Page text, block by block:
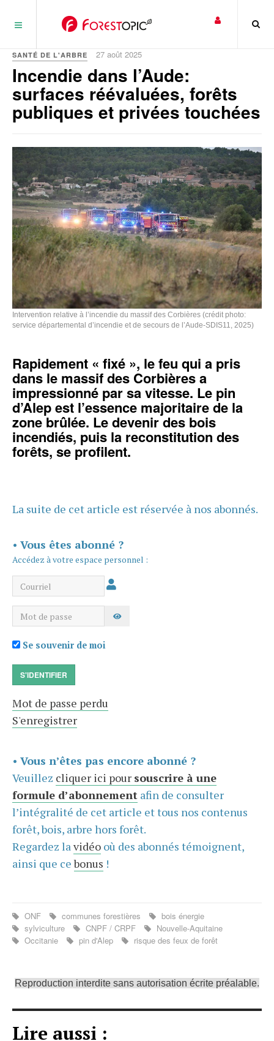
SANTÉ DE L'ARBRE 27 août 2025
Incendie dans l’Aude:
surfaces réévaluées, forêts
publiques et privées touchées
Intervention relative à l’incendie du massif des Corbières (crédit photo:
service départemental d’incendie et de secours de l’Aude-SDIS11, 2025)
Rapidement « fixé », le feu qui a pris
dans le massif des Corbières a
impressionné par sa vitesse. Le pin
d’Alep est l’essence majoritaire de la
zone brûlée. Le devenir des bois
incendiés, puis la reconstitution des
forêts, se profilent.
La suite de cet article est réservée à nos abonnés.
• Vous êtes abonné ?
Accédez à votre espace personnel :
Courriel
Mot de passe AFFICHER LE MOT DE PASSE
Se souvenir de moi
S'IDENTIFIER
Mot de passe perdu
S'enregistrer
• Vous n’êtes pas encore abonné ?
Veuillez cliquer ici pour souscrire à une
formule d’abonnement afin de consulter
l’intégralité de cet article et tous nos contenus
forêt, bois, arbre hors forêt.
Regardez lavidéo où des abonnés témoignent,
ainsi que cebonus !
ONF communes forestières
bois énergie
sylviculture
CNPF / CRPF
Nouvelle-Aquitaine
Occitanie
pin d'Alep risque des feux de forêt
Reproduction interdite sans autorisation écrite préalable.
Lire aussi :